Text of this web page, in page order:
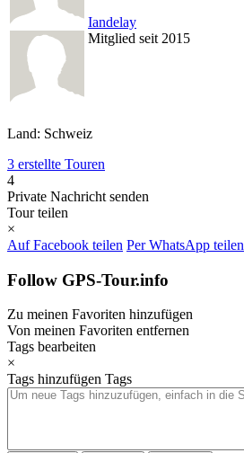
Iandelay
Mitglied seit 2015
Land: Schweiz
3 erstellte Touren
4
Private Nachricht senden
Tour teilen
×
Auf Facebook teilen Per WhatsApp teilen
Follow GPS-Tour.info
Zu meinen Favoriten hinzufügen
Von meinen Favoriten entfernen
Tags bearbeiten
×
Tags hinzufügen Tags